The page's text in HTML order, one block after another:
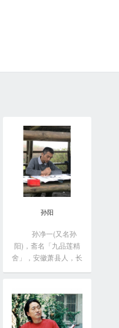
孙阳
孙净一(又名孙
阳)，斋名「九品莲精
舍」，安徽萧县人，长